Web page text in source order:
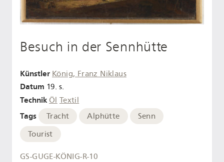
Besuch in der Sennhütte
Künstler König, Franz Niklaus
Datum 19. s.
Technik Öl Textil
Tags Tracht Alphütte
Senn
Tourist
GS-GUGE-KÖNIG-R-10